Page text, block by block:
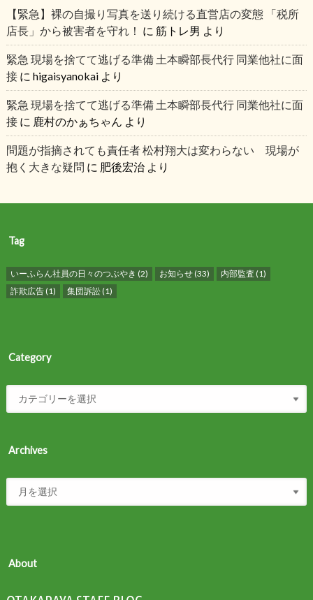
【緊急】裸の自撮り写真を送り続ける直営店の変態 「税所
店長」から被害者を守れ！ に 筋トレ男 より
緊急 現場を捨てて逃げる準備 土本瞬部長代行 同業他社に面
接に higaisyanokaiより
緊急 現場を捨てて逃げる準備 土本瞬部長代行 同業他社に面
接に 鹿村のかぁちゃん より
問題が指摘されても責任者 松村翔大は変わらない 現場が
抱く大きな疑問 に 肥後宏治より
Tag
いーふらん社員の日々のつぶやき (2) お知らせ(33) 内部監査 (1)
詐欺広告(1) 集団訴訟(1)
Category
Archives
About